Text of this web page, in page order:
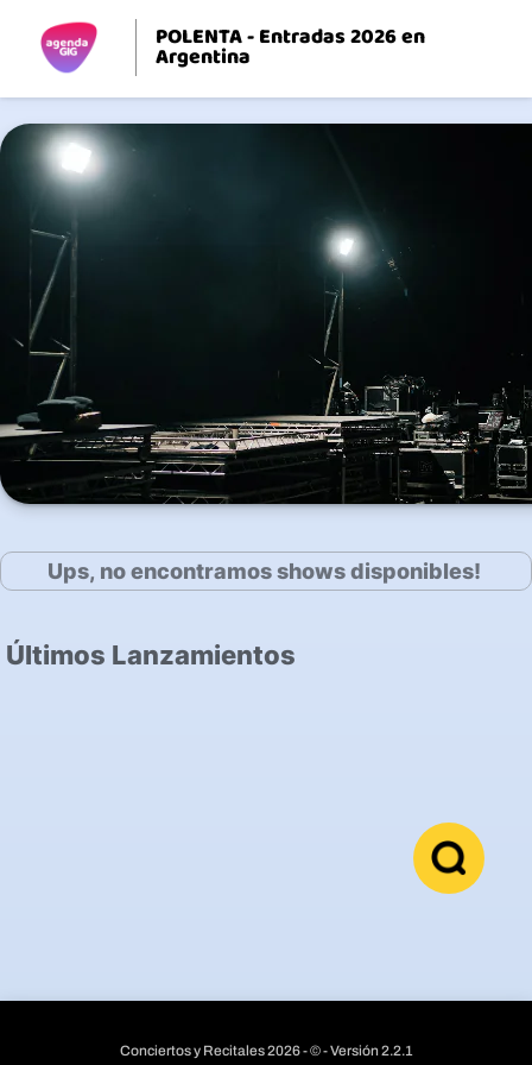
POLENTA - Entradas 2026 en
Argentina
Ups, no encontramos shows disponibles!
Últimos Lanzamientos
Conciertos y Recitales 2026 - © - Versión 2.2.1